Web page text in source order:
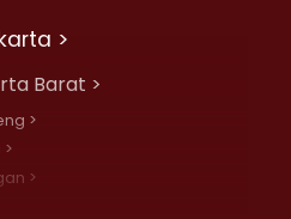
>
Barat >
>
>